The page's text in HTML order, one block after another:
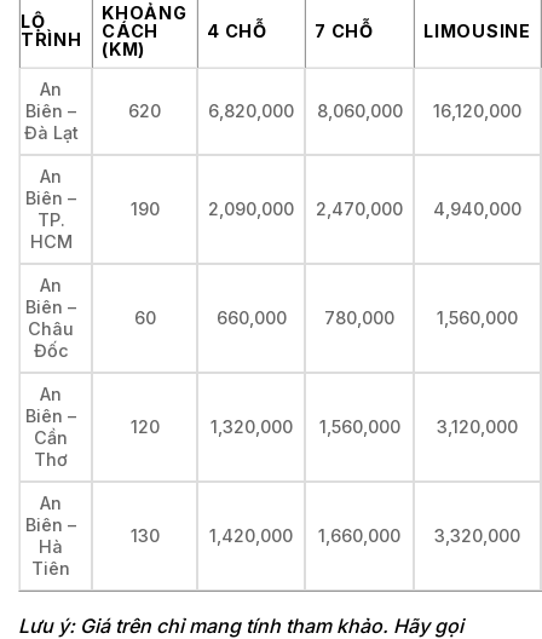
LỘ
TRÌNH
KHOẢNG
CÁCH
(KM)
4 CHỖ 7 CHỖ LIMOUSINE
An
Biên –
Đà Lạt
620 6,820,000 8,060,000 16,120,000
An
Biên –
TP.
HCM
190 2,090,000 2,470,000 4,940,000
An
Biên –
Châu
Đốc
60 660,000 780,000 1,560,000
An
Biên –
Cần
Thơ
120 1,320,000 1,560,000 3,120,000
An
Biên –
Hà
Tiên
130 1,420,000 1,660,000 3,320,000
Lưu ý: Giá trên chỉ mang tính tham khảo. Hãy gọi